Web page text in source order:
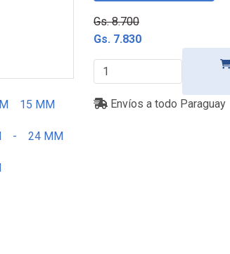
15 MM
- 24 MM
Gs. 8.700
Gs. 7.830
Envíos a todo Paraguay